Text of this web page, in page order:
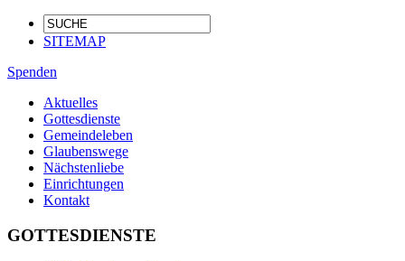
SITEMAP
Spenden
Aktuelles
Gottesdienste
Gemeindeleben
Glaubenswege
Nächstenliebe
Einrichtungen
Kontakt
GOTTESDIENSTE